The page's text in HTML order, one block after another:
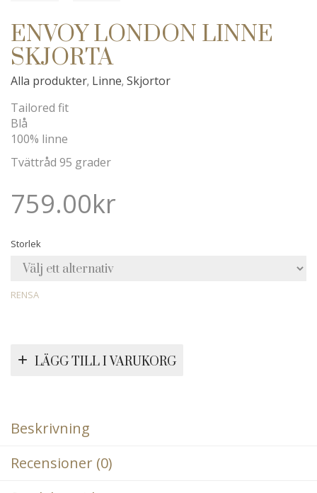
ENVOY LONDON LINNE
SKJORTA
Alla produkter, Linne, Skjortor
Tailored fit
Blå
100% linne
Tvättråd 95 grader
759.00kr
Storlek
RENSA
LÄGG TILL I VARUKORG
Beskrivning
Recensioner (0)